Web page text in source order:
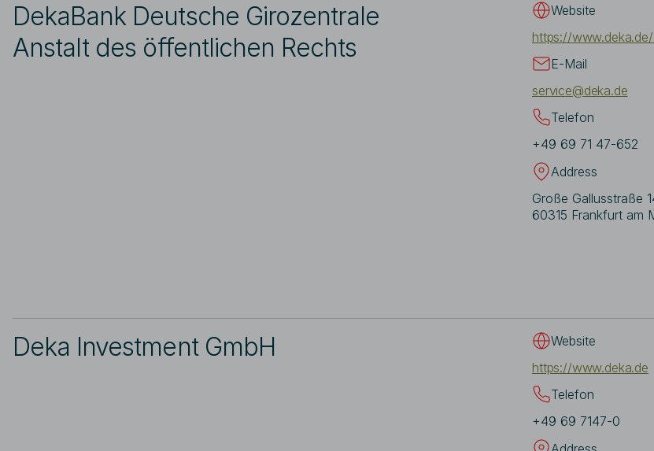
DekaBank Deutsche Girozentrale
Anstalt des öffentlichen Rechts
Website
https://
E-Mail
service@deka.de
Telefon
+49 69 71 47-652
Address
Große Gallusstraße
60315 Frankfurt am
Deka Investment GmbH
Website
https://www.deka.de
Telefon
+49 69 7147-0